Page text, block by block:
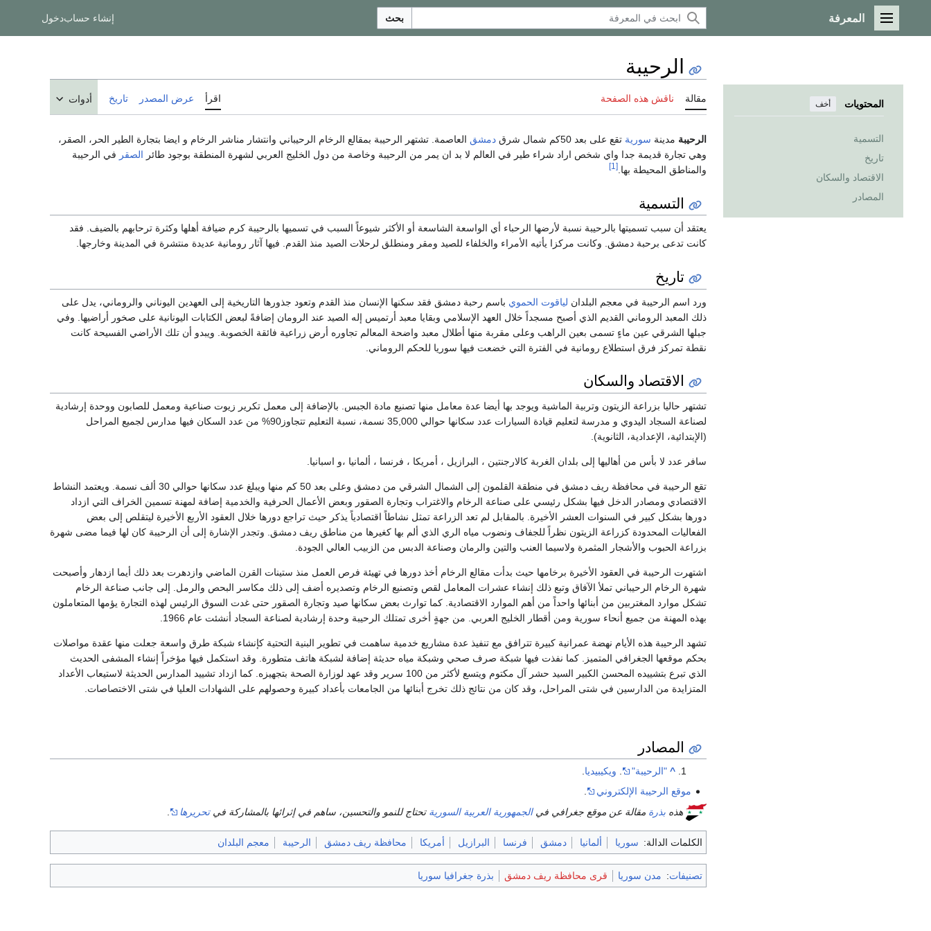
القائمة الرئيسية
المعرفة بحث إنشاء حسابدخول
المحتويات أخف
التسمية
تاريخ
الاقتصاد والسكان
المصادر
الرحيبة
مقالة ناقش هذه الصفحة اقرأ عرض المصدر تاريخ أدوات
الرحيبة مدينة سورية تقع على بعد 50كم شمال شرق دمشق العاصمة. تشتهر الرحيبة بمقالع الرخام الرحيباني وانتشار مناشر الرخام و ايضا بتجارة الطير الحر، الصقر،
وهي تجارة قديمة جدا واي شخص اراد شراء طير في العالم لا بد ان يمر من الرحيبة وخاصة من دول الخليج العربي لشهرة المنطقة بوجود طائر الصقر في الرحيبة
والمناطق المحيطة بها. [1]
التسمية
يعتقد أن سبب تسميتها بالرحيبة نسبة لأرضها الرحباء أي الواسعة الشاسعة أو الأكثر شيوعاً السبب في تسميها بالرحيبة كرم ضيافة أهلها وكثرة ترحابهم بالضيف. فقد
كانت تدعى برحبة دمشق. وكانت مركزا يأتيه الأمراء والخلفاء للصيد ومقر ومنطلق لرحلات الصيد منذ القدم. فيها آثار رومانية عديدة منتشرة في المدينة وخارجها.
تاريخ
ورد اسم الرحيبة في معجم البلدان لياقوت الحموي باسم رحبة دمشق فقد سكنها الإنسان منذ القدم وتعود جذورها التاريخية إلى العهدين اليوناني والروماني، يدل على
ذلك المعبد الروماني القديم الذي أصبح مسجداً خلال العهد الإسلامي وبقايا معبد أرتميس إله الصيد عند الرومان إضافةً لبعض الكتابات اليونانية على صخور أراضيها. وفي
جبلها الشرقي عين ماءٍ تسمى بعين الراهب وعلى مقربة منها أطلال معبد واضحة المعالم تجاوره أرض زراعية فائقة الخصوبة. ويبدو أن تلك الأراضي الفسيحة كانت
نقطة تمركز فرق استطلاع رومانية في الفترة التي خضعت فيها سوريا للحكم الروماني.
الاقتصاد والسكان
تشتهر حاليا بزراعة الزيتون وتربية الماشية ويوجد بها أيضا عدة معامل منها تصنيع مادة الجبس. بالإضافة إلى معمل تكرير زيوت صناعية ومعمل للصابون ووحدة إرشادية
لصناعة السجاد اليدوي و مدرسة لتعليم قيادة السيارات عدد سكانها حوالي 35,000 نسمة، نسبة التعليم تتجاوز90% من عدد السكان فيها مدارس لجميع المراحل
(الإبتدائية، الإعدادية، الثانوية).
سافر عدد لا بأس من أهاليها إلى بلدان الغربة كالارجنتين ، البرازيل ، أمريكا ، فرنسا ، ألمانيا ،و اسبانيا.
تقع الرحيبة في محافظة ريف دمشق في منطقة القلمون إلى الشمال الشرقي من دمشق وعلى بعد 50 كم منها ويبلغ عدد سكانها حوالي 30 ألف نسمة. ويعتمد النشاط
الاقتصادي ومصادر الدخل فيها بشكل رئيسي على صناعة الرخام والاغتراب وتجارة الصقور وبعض الأعمال الحرفية والخدمية إضافة لمهنة تسمين الخراف التي ازداد
دورها بشكل كبير في السنوات العشر الأخيرة. بالمقابل لم تعد الزراعة تمثل نشاطاً اقتصادياً يذكر حيث تراجع دورها خلال العقود الأربع الأخيرة ليتقلص إلى بعض
الفعاليات المحدودة كزراعة الزيتون نظراً للجفاف ونضوب مياه الري الذي ألم بها كغيرها من مناطق ريف دمشق. وتجدر الإشارة إلى أن الرحيبة كان لها فيما مضى شهرة
بزراعة الحبوب والأشجار المثمرة ولاسيما العنب والتين والرمان وصناعة الدبس من الزبيب العالي الجودة.
اشتهرت الرحيبة في العقود الأخيرة برخامها حيث بدأت مقالع الرخام أخذ دورها في تهيئة فرص العمل منذ ستينات القرن الماضي وازدهرت بعد ذلك أيما ازدهار وأصبحت
شهرة الرخام الرحيباني تملأ الآفاق وتبع ذلك إنشاء عشرات المعامل لقص وتصنيع الرخام وتصديره أضف إلى ذلك مكاسر البحص والرمل. إلى جانب صناعة الرخام
تشكل موارد المغتربين من أبنائها واحداً من أهم الموارد الاقتصادية. كما توارث بعض سكانها صيد وتجارة الصقور حتى غدت السوق الرئيس لهذه التجارة يؤمها المتعاملون
بهذه المهنة من جميع أنحاء سورية ومن أقطار الخليج العربي. من جهةٍ أخرى تمتلك الرحيبة وحدة إرشادية لصناعة السجاد أنشئت عام 1966.
تشهد الرحيبة هذه الأيام نهضة عمرانية كبيرة تترافق مع تنفيذ عدة مشاريع خدمية ساهمت في تطوير البنية التحتية كإنشاء شبكة طرق واسعة جعلت منها عقدة مواصلات
بحكم موقعها الجغرافي المتميز. كما نفذت فيها شبكة صرف صحي وشبكة مياه حديثة إضافة لشبكة هاتف متطورة. وقد استكمل فيها مؤخراً إنشاء المشفى الحديث
الذي تبرع بتشييده المحسن الكبير السيد حشر آل مكتوم ويتسع لأكثر من 100 سرير وقد عهد لوزارة الصحة بتجهيزه. كما ازداد تشييد المدارس الحديثة لاستيعاب الأعداد
المتزايدة من الدارسين في شتى المراحل، وقد كان من نتائج ذلك تخرج أبنائها من الجامعات بأعداد كبيرة وحصولهم على الشهادات العليا في شتى الاختصاصات.
المصادر
^ "الرحيبة" ويكيبيديا
موقع الرحيبة الإلكتروني
هذه بذرة مقالة عن موقع جغرافي فيالجمهورية العربية السورية تحتاج للنمو والتحسين، ساهم في إثرائها بالمشاركة فيتحريرها
الكلمات الدالة: سوريا ألمانيا دمشق فرنسا البرازيل أمريكا محافظة ريف دمشق الرحيبة معجم البلدان
تصنيفات: مدن سوريا قرى محافظة ريف دمشق بذرة جغرافيا سوريا